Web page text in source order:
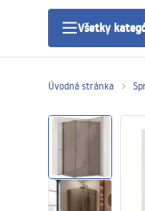
Všetky
Sprchové
Úvodná stránka